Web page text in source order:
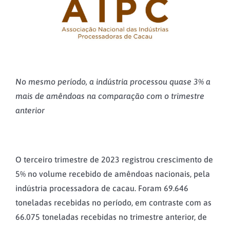
No mesmo período, a indústria processou quase 3% a
mais de amêndoas na comparação com o trimestre
anterior
O terceiro trimestre de 2023 registrou crescimento de
5% no volume recebido de amêndoas nacionais, pela
indústria processadora de cacau. Foram 69.646
toneladas recebidas no período, em contraste com as
66.075 toneladas recebidas no trimestre anterior, de